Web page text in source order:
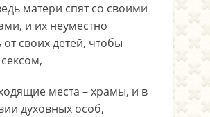
матери спят со своими
и их неуместно
от своих детей, чтобы
места – храмы, и в
духовных особ,